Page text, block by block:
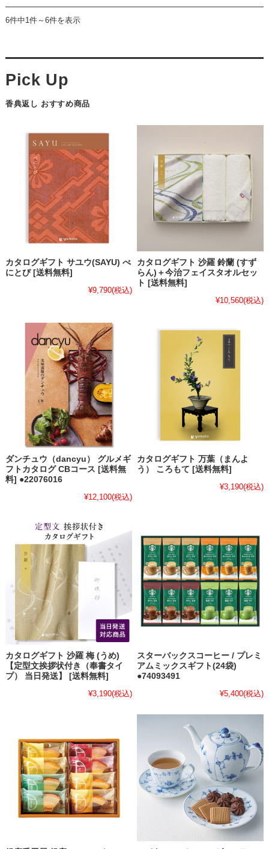
6件中1件～6件を表示
香典返し おすすめ商品
カタログギフト サユウ(SAYU) べ
にとび [送料無料]
¥9,790(税込)
カタログギフト 沙羅 鈴蘭 (すず
らん)＋今治フェイスタオルセッ
ト [送料無料]
¥10,560(税込)
ダンチュウ（dancyu） グルメギ
フトカタログ CBコース [送料無
料] ●22076016
¥12,100(税込)
カタログギフト 万葉（まんよ
う） ころもて [送料無料]
¥3,190(税込)
カタログギフト 沙羅 梅 (うめ)
【定型文挨拶状付き（奉書タイ
プ） 当日発送】 [送料無料]
¥3,190(税込)
スターバックスコーヒー / プレミ
アムミックスギフト(24袋)
●74093491
¥5,400(税込)